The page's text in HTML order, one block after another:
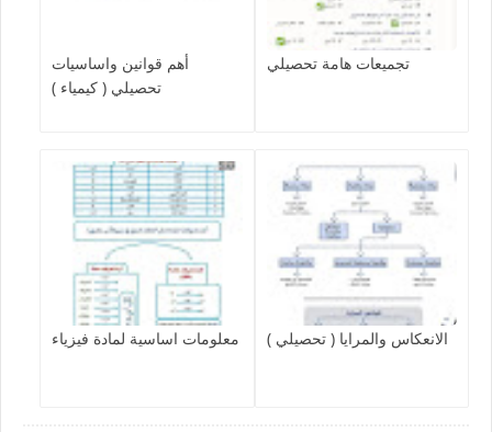
أهم قوانين واساسيات
تحصيلي ( كيمياء )
تجميعات هامة تحصيلي
معلومات اساسية لمادة فيزياء الانعكاس والمرايا ( تحصيلي )